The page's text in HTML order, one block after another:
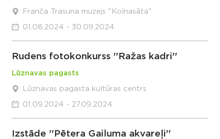
Franča Trasuna muzejs "Kolnasāta"
01.08.2024 - 30.09.2024
Rudens fotokonkurss ''Ražas kadri''
Lūznavas pagasts
Lūznavas pagasta kultūras centrs
01.09.2024 - 27.09.2024
Izstāde ''Pētera Gailuma akvareļi''